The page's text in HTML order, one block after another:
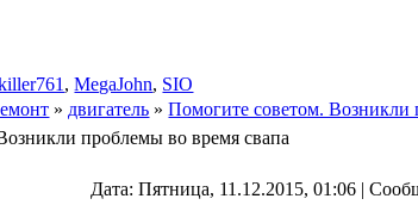
,MegaJohn, SIO
» двигатель » Помогите советом. Возникли
проблемы во время свапа
Дата: Пятница, 11.12.2015, 01:06 |